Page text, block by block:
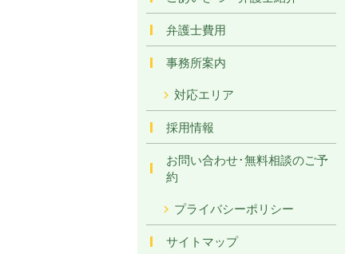
弁護士費用
事務所案内
対応エリア
採用情報
お問い合わせ･無料相談のご予
約
プライバシーポリシー
サイトマップ